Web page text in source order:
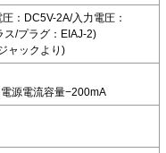
：DC5V-2A/入力電圧：
ス/プラグ：EIAJ-2)
ャックより)
源電流容量−200mA